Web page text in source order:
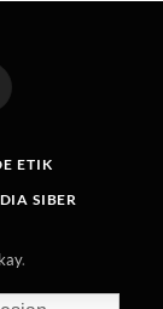
ETIK
SIBER
.